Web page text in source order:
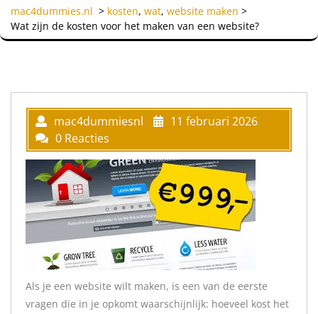
mac4dummies.nl > kosten, wat, website maken >
Wat zijn de kosten voor het maken van een website?
mac4dummiesnl
11 februari 2026
0 Reacties
Als je een website wilt maken, is een van de eerste
vragen die in je opkomt waarschijnlijk: hoeveel kost het